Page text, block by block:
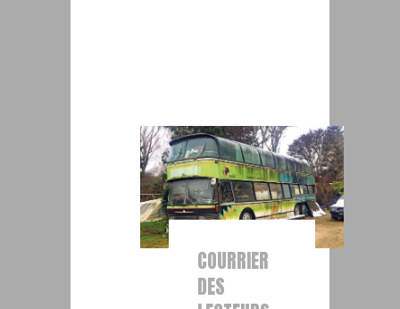
COURRIER
DES